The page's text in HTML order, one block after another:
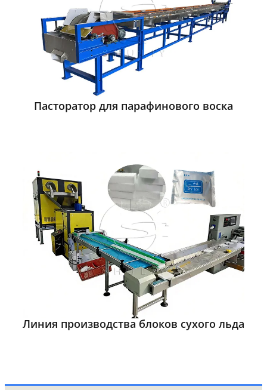
Пасторатор для парафинового воска
Линия производства блоков сухого льда